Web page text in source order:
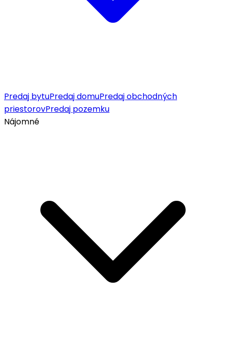
Predaj bytuPredaj domuPredaj obchodných
priestorovPredaj pozemku
Nájomné